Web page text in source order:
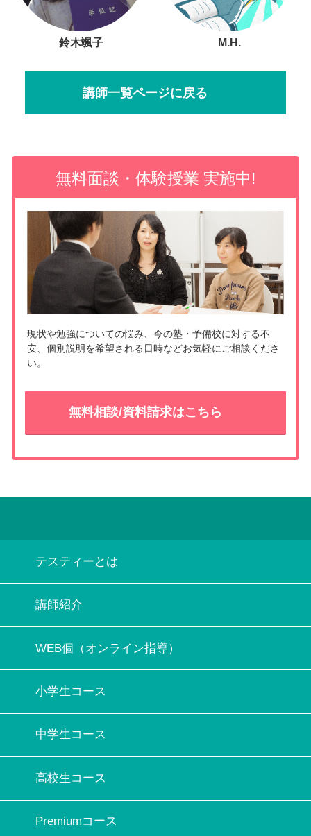
鈴木颯子 M.H.
講師一覧ページに戻る
無料面談・体験授業 実施中!
現状や勉強についての悩み、今の塾・予備校に対する不
安、個別説明を希望される日時などお気軽にご相談くださ
い。
無料相談/資料請求はこちら
テスティーとは
講師紹介
WEB個（オンライン指導）
小学生コース
中学生コース
高校生コース
Premiumコース